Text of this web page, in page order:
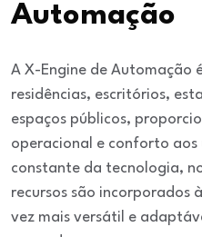
Automação
A X-Engine de Automação
residências, escritórios,
espaços públicos,
operacional e conforto aos
constante da tecnologia,
recursos são incorporados
vez mais versátil e